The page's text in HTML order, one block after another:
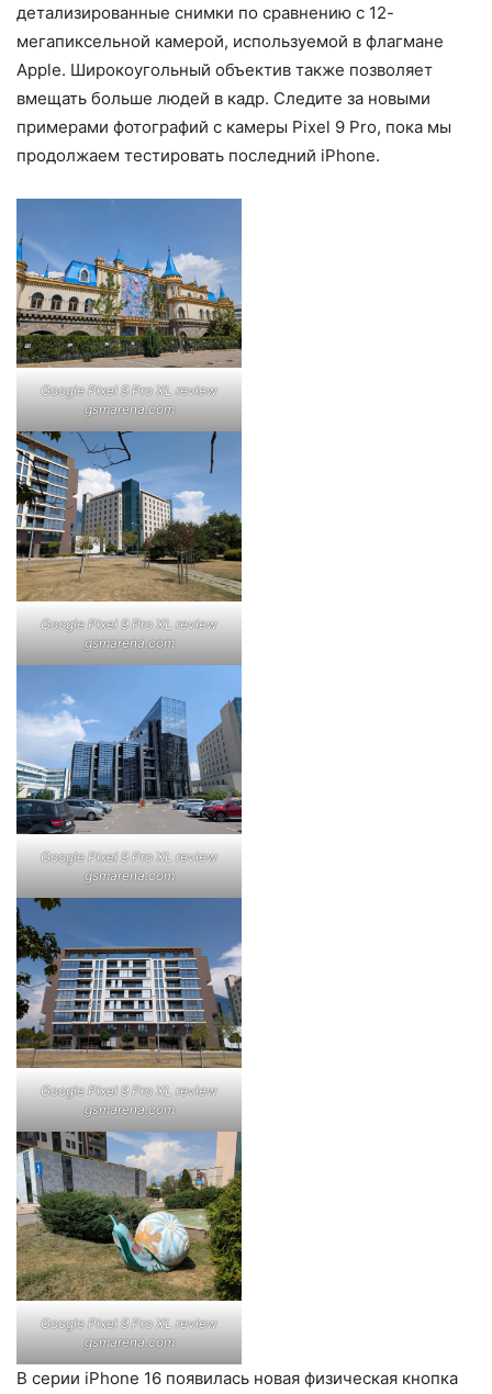
детализированные снимки по сравнению с 12-
мегапиксельной камерой, используемой в флагмане
Apple. Широкоугольный объектив также позволяет
вмещать больше людей в кадр. Следите за новыми
примерами фотографий с камеры Pixel 9 Pro, пока мы
продолжаем тестировать последний iPhone.
Google Pixel 9 Pro XL review
gsmarena.com
Google Pixel 9 Pro XL review
gsmarena.com
Google Pixel 9 Pro XL review
gsmarena.com
Google Pixel 9 Pro XL review
gsmarena.com
Google Pixel 9 Pro XL review
gsmarena.com
В серии iPhone 16 появилась новая физическая кнопка